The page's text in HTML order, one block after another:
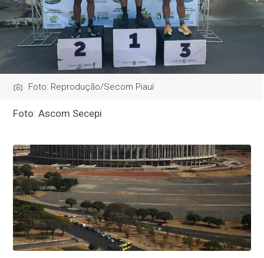
Foto: Reprodução/Secom Piauí
Foto: Ascom Secepi